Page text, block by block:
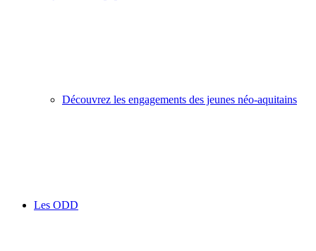
Découvrez les engagements des jeunes néo-aquitains
Les ODD